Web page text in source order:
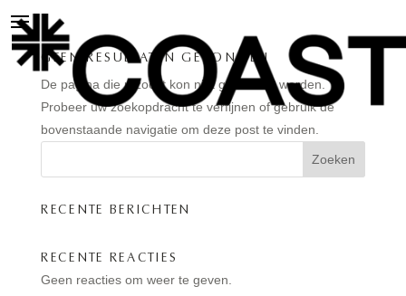
GEEN RESULTATEN GEVONDEN
De pagina die u zocht kon niet gevonden worden.
Probeer uw zoekopdracht te verfijnen of gebruik de
bovenstaande navigatie om deze post te vinden.
Zoeken
RECENTE BERICHTEN
RECENTE REACTIES
Geen reacties om weer te geven.